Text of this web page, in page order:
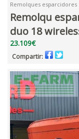
Remolques esparcidores
Remolqu
duo 18
23.109€
Compartir: